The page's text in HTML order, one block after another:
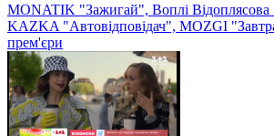
MONATIK "Зажигай", Воплі
KAZKA "Автовідповідач", MOZGI
прем'єри